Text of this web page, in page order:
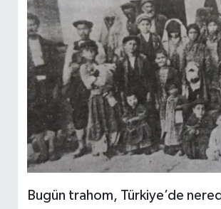
Bugün trahom, Türkiye’de